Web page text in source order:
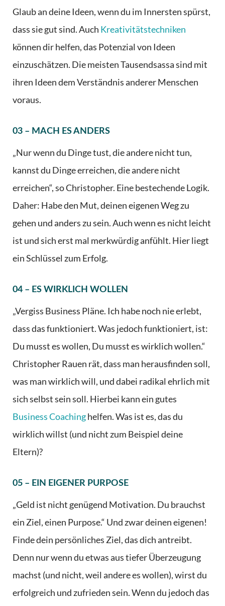
Glaub an deine Ideen, wenn du im Innersten spürst,
dass sie gut sind. Auch Kreativitätstechniken
können dir helfen, das Potenzial von Ideen
einzuschätzen. Die meisten Tausendsassa sind mit
ihren Ideen dem Verständnis anderer Menschen
voraus.
03 – MACH ES ANDERS
„Nur wenn du Dinge tust, die andere nicht tun,
kannst du Dinge erreichen, die andere nicht
erreichen“, so Christopher. Eine bestechende Logik.
Daher: Habe den Mut, deinen eigenen Weg zu
gehen und anders zu sein. Auch wenn es nicht leicht
ist und sich erst mal merkwürdig anfühlt. Hier liegt
ein Schlüssel zum Erfolg.
04 – ES WIRKLICH WOLLEN
„Vergiss Business Pläne. Ich habe noch nie erlebt,
dass das funktioniert. Was jedoch funktioniert, ist:
Du musst es wollen, Du musst es wirklich wollen.“
Christopher Rauen rät, dass man herausfinden soll,
was man wirklich will, und dabei radikal ehrlich mit
sich selbst sein soll. Hierbei kann ein gutes
Business Coachinghelfen. Was ist es, das du
wirklich willst (und nicht zum Beispiel deine
Eltern)?
05 – EIN EIGENER PURPOSE
„Geld ist nicht genügend Motivation. Du brauchst
ein Ziel, einen Purpose.“ Und zwar deinen eigenen!
Finde dein persönliches Ziel, das dich antreibt.
Denn nur wenn du etwas aus tiefer Überzeugung
machst (und nicht, weil andere es wollen), wirst du
erfolgreich und zufrieden sein. Wenn du jedoch das